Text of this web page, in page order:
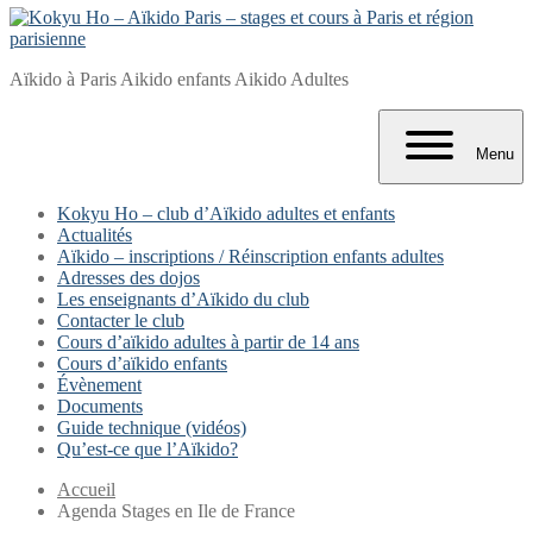
Aïkido à Paris Aikido enfants Aikido Adultes
Menu
Kokyu Ho – club d’Aïkido adultes et enfants
Actualités
Aïkido – inscriptions / Réinscription enfants adultes
Adresses des dojos
Les enseignants d’Aïkido du club
Contacter le club
Cours d’aïkido adultes à partir de 14 ans
Cours d’aïkido enfants
Évènement
Documents
Guide technique (vidéos)
Qu’est-ce que l’Aïkido?
Accueil
Agenda Stages en Ile de France